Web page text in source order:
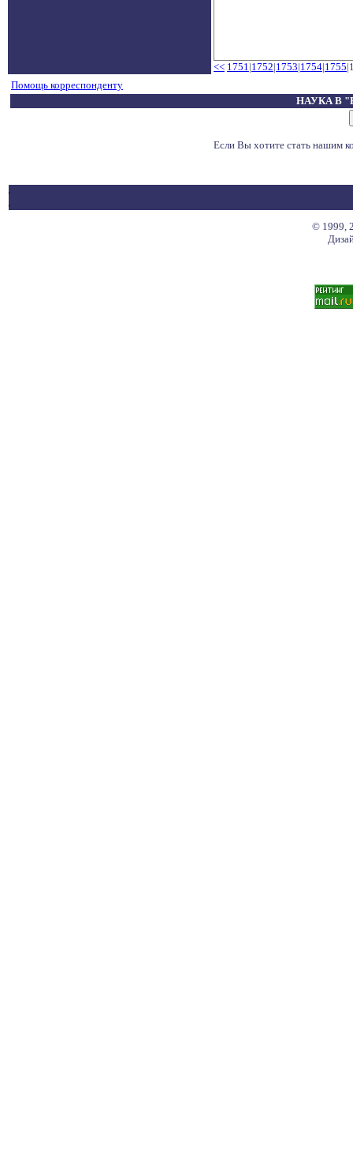
<< 1751|1752|1753|1754|1755
Помощь корреспонденту
НАУКА В
Если Вы хотите стать нашим
© 1999,